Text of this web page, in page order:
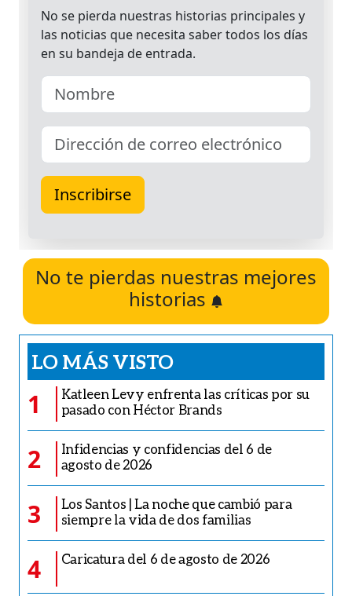
No te pierdas nuestras mejores
historias
LO MÁS VISTO
1
Katleen Levy enfrenta las críticas por su
pasado con Héctor Brands
2
Infidencias y confidencias del 6 de
agosto de 2026
3
Los Santos | La noche que cambió para
siempre la vida de dos familias
4 Caricatura del 6 de agosto de 2026